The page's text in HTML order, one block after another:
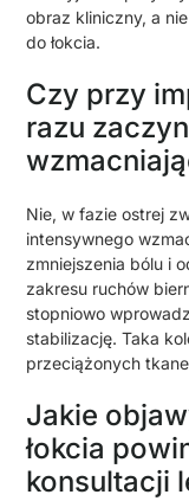
obraz kliniczny, a
do łokcia.
Czy przy
razu
Nie, w fazie ostrej
intensywnego
zmniejszenia bólu i
zakresu ruchów
stopniowo
stabilizację. Taka
przeciążonych
Jakie
łokcia
konsultacji